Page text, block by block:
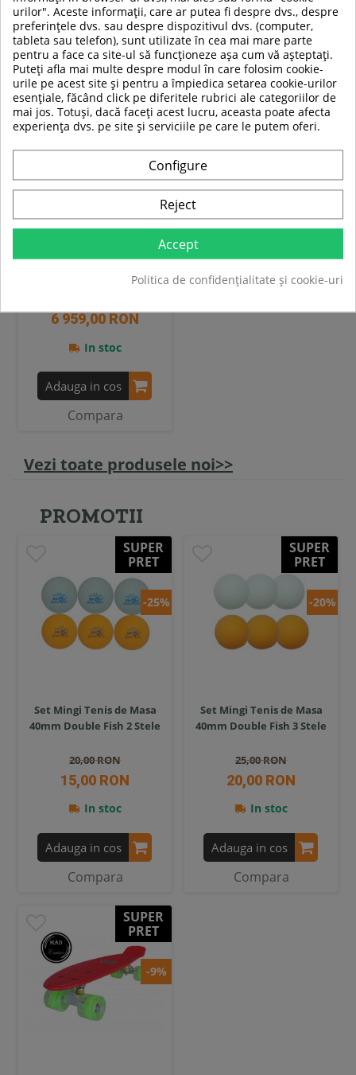
Adauga in cos
Compara
Adauga in cos
Compara
SUPER
PRET
Aparat multifunctional HMS
ATLAS X2
6 959,00 RON
In stoc
Adauga in cos
Compara
Vezi toate produsele noi>>
PROMOTII
SUPER
PRET
-25%
Set Mingi Tenis de Masa
40mm Double Fish 2 Stele
20,00 RON
15,00 RON
In stoc
Adauga in cos
Compara
SUPER
PRET
-20%
Set Mingi Tenis de Masa
40mm Double Fish 3 Stele
25,00 RON
20,00 RON
In stoc
Adauga in cos
Compara
SUPER
PRET
-9%
urilor". Aceste informații, care ar putea fi despre dvs., despre
preferințele dvs. sau despre dispozitivul dvs. (computer,
tableta sau telefon), sunt utilizate în cea mai mare parte
pentru a face ca site-ul să funcționeze așa cum vă așteptați.
Puteți afla mai multe despre modul în care folosim cookie-
urile pe acest site și pentru a împiedica setarea cookie-urilor
esențiale, făcând click pe diferitele rubrici ale categoriilor de
mai jos. Totuși, dacă faceți acest lucru, aceasta poate afecta
experiența dvs. pe site și serviciile pe care le putem oferi.
Configure
Reject
Accept
Politica de confidențialitate și cookie-uri